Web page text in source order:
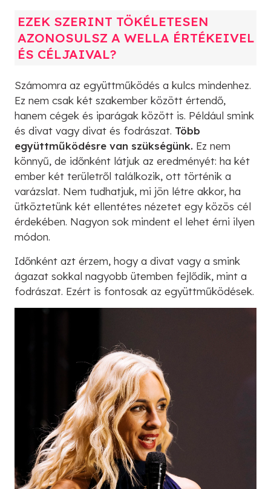
EZEK SZERINT TÖKÉLETESEN
AZONOSULSZ A WELLA ÉRTÉKEIVEL
ÉS CÉLJAIVAL?
Számomra az együttműködés a kulcs mindenhez.
Ez nem csak két szakember között értendő,
hanem cégek és iparágak között is. Például smink
és divat vagy divat és fodrászat. Több
együttműködésre van szükségünk. Ez nem
könnyű, de időnként látjuk az eredményét: ha két
ember két területről találkozik, ott történik a
varázslat. Nem tudhatjuk, mi jön létre akkor, ha
ütköztetünk két ellentétes nézetet egy közös cél
érdekében. Nagyon sok mindent el lehet érni ilyen
módon.
Időnként azt érzem, hogy a divat vagy a smink
ágazat sokkal nagyobb ütemben fejlődik, mint a
fodrászat. Ezért is fontosak az együttműködések.